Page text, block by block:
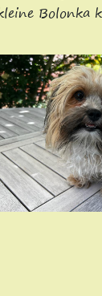
Bolonka